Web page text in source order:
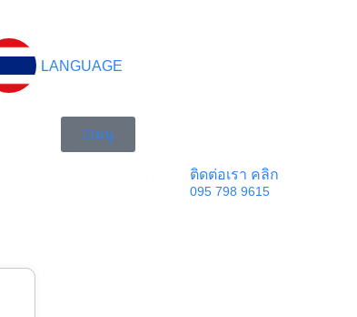
LANGUAGE
เมนู
ติดต่อเรา คลิก
095 798 9615